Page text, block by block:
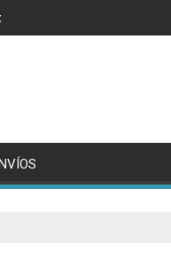
su implementación
¿Como hacer